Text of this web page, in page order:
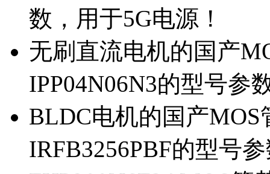
数，用于5G电源！
无刷直流电机的国产
IPP04N06N3的型号参
BLDC电机的国产MOS
IRFB3256PBF的型号